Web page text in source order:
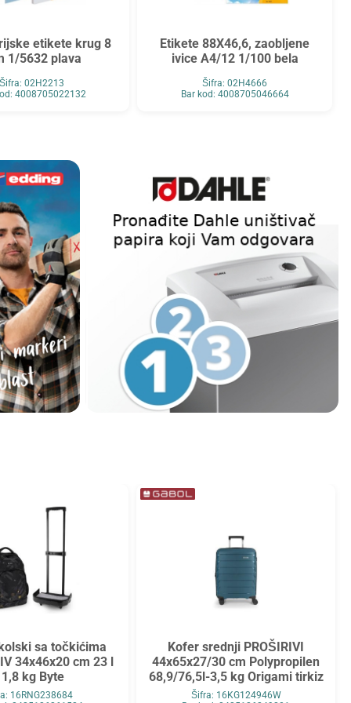
etikete krug 8
1/5632 plava
Šifra: 02H2213
4008705022132
Etikete 88X46,6, zaobljene
ivice A4/12 1/100 bela
Šifra: 02H4666
Bar kod: 4008705046664
sa točkićima
34x46x20 cm 23 l
kg Byte
16RNG238684
Kofer srednji PROŠIRIVI
44x65x27/30 cm Polypropilen
68,9/76,5l-3,5 kg Origami tirkiz
Šifra: 16KG124946W